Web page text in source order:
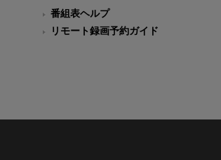
番組表ヘルプ
リモート録画予約ガイド